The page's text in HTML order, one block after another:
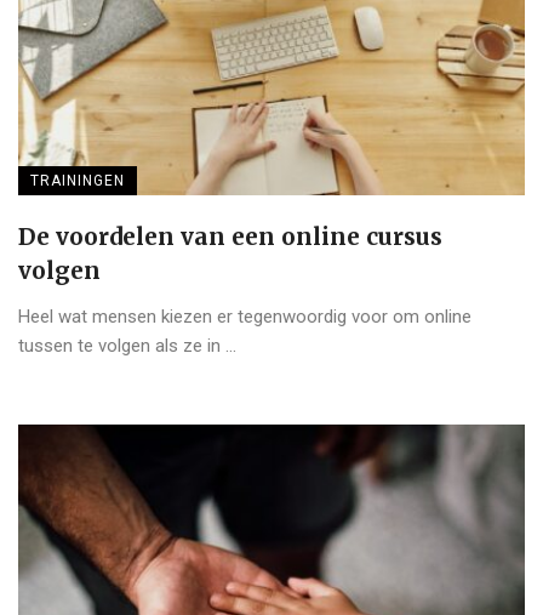
TRAININGEN
De voordelen van een online cursus
volgen
Heel wat mensen kiezen er tegenwoordig voor om online
tussen te volgen als ze in ...